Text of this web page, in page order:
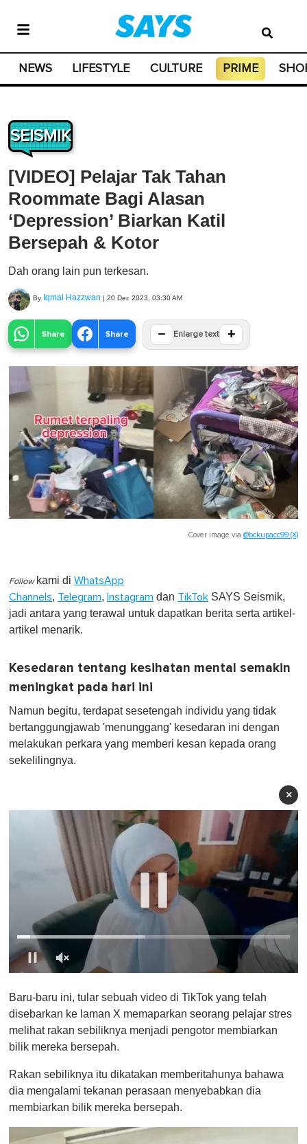
NEWS LIFESTYLE CULTURE PRIME
SEISMIK
[VIDEO] Pelajar Tak Tahan
Roommate Bagi Alasan
‘Depression’ Biarkan Katil
Bersepah & Kotor
Dah orang lain pun terkesan.
By Iqmal Hazzwan | 20 Dec 2023, 03:30 AM
Share Share − Enlarge text +
Cover image via @bckupacc99 (X)
Follow kami di WhatsApp
Channels, Telegram, Instagram dan TikTok SAYS Seismik,
jadi antara yang terawal untuk dapatkan berita serta artikel-
artikel menarik.
Kesedaran tentang kesihatan mental semakin
meningkat pada hari ini
Namun begitu, terdapat sesetengah individu yang tidak
bertanggungjawab 'menunggang' kesedaran ini dengan
melakukan perkara yang memberi kesan kepada orang
sekelilingnya.
×
f
1
i
n
e
,
Baru-baru ini, tular sebuah video di TikTok yang telah
disebarkan ke laman X memaparkan seorang pelajar stres
melihat rakan sebiliknya menjadi pengotor membiarkan
bilik mereka bersepah.
Rakan sebiliknya itu dikatakan memberitahunya bahawa
dia mengalami tekanan perasaan menyebabkan dia
membiarkan bilik mereka bersepah.